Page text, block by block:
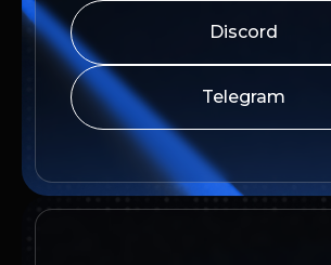
Discord
Telegram